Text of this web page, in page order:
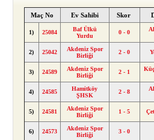
Maç No Ev Sahibi Skor
1) 25084
Baf Ülkü
Yurdu
0 - 0
2) 25042
Akdeniz Spor
Birliği
2 - 0
3) 24589
Akdeniz Spor
Birliği
2 - 1
4) 24585
Hamitköy
ŞHSK
2 - 8
5) 24581
Akdeniz Spor
Birliği
1 - 5
6) 24573
Akdeniz Spor
Birliği
3 - 0